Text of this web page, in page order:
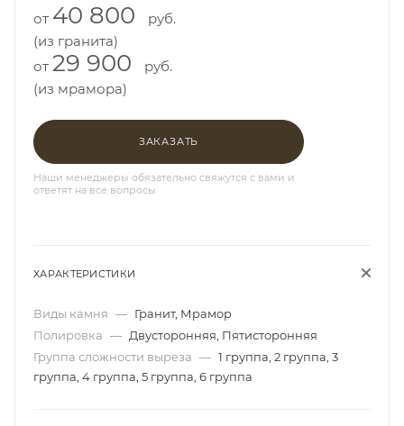
от 40 800
руб.
(из гранита)
от 29 900
руб.
(из мрамора)
ЗАКАЗАТЬ
Наши менеджеры обязательно свяжутся с вами и
ответят на все вопросы
ХАРАКТЕРИСТИКИ
Виды камня — Гранит, Мрамор
Полировка — Двусторонняя, Пятисторонняя
Группа сложности выреза — 1 группа, 2 группа, 3
группа, 4 группа, 5 группа, 6 группа